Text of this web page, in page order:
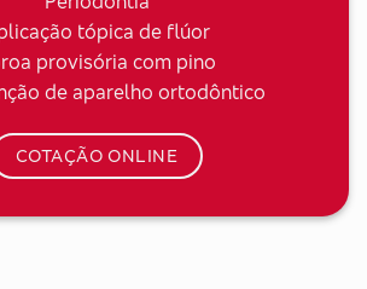
tópica de flúor
provisória com pino
de aparelho ortodôntico
COTAÇÃO ONLINE